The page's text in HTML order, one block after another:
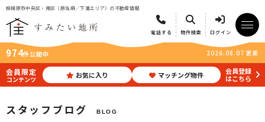
相模原市中央区・南区（原当麻／下溝エリア）の不動産情報
電話する 物件検索 ログイン
974件公開中 2026.08.07 更新
会員限定
コンテンツ お気に入り マッチング物件
会員登録
はこちら
スタッフブログ BLOG